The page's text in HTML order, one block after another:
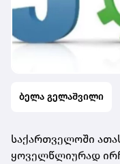
ბელა გელაშვილი
საქართველოში
ყოველწლიურად